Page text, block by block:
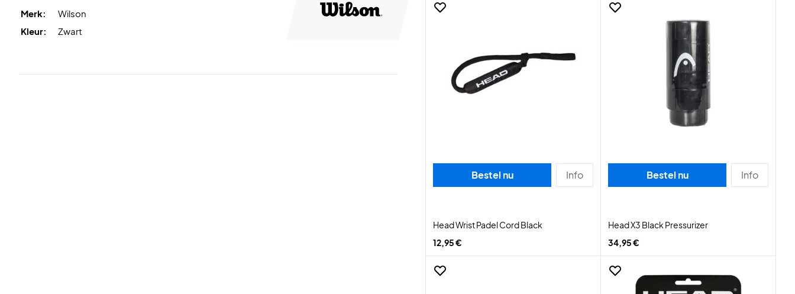
Merk:
Wilson
Kleur:
Zwart
Bestel nu Info
Head Wrist Padel Cord Black
12,95 €
Bestel nu Info
Head X3 Black Pressurizer
34,95 €